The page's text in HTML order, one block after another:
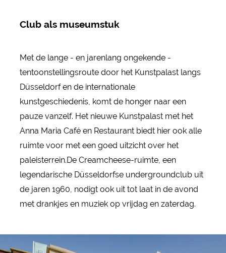
Club als museumstuk
Met de lange - en jarenlang ongekende -
tentoonstellingsroute door het Kunstpalast langs
Düsseldorf en de internationale
kunstgeschiedenis, komt de honger naar een
pauze vanzelf. Het nieuwe Kunstpalast met het
Anna Maria Café en Restaurant biedt hier ook alle
ruimte voor met een goed uitzicht over het
paleisterrein.De Creamcheese-ruimte, een
legendarische Düsseldorfse undergroundclub uit
de jaren 1960, nodigt ook uit tot laat in de avond
met drankjes en muziek op vrijdag en zaterdag.